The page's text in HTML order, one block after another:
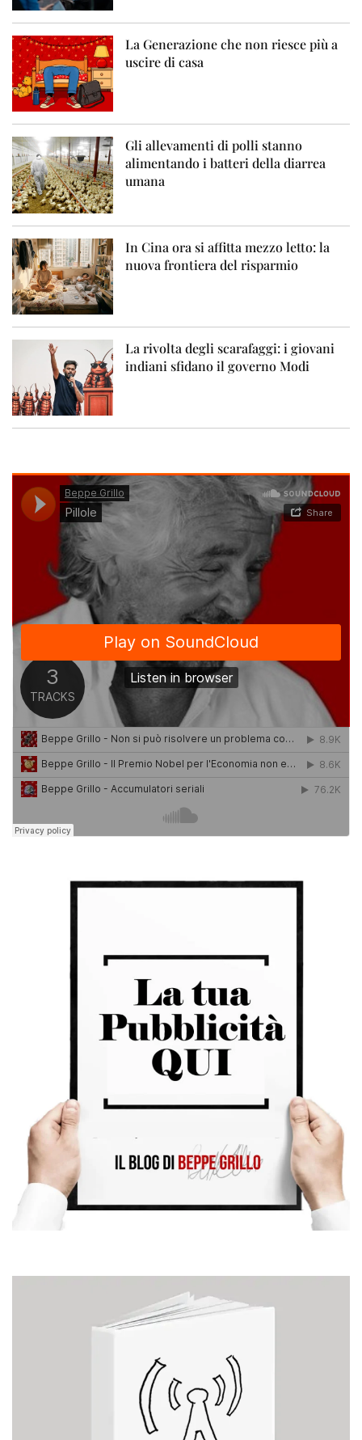
La Generazione che non riesce più a
uscire di casa
Gli allevamenti di polli stanno
alimentando i batteri della diarrea
umana
In Cina ora si affitta mezzo letto: la
nuova frontiera del risparmio
La rivolta degli scarafaggi: i giovani
indiani sfidano il governo Modi